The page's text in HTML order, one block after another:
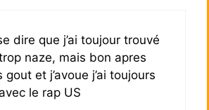
dire que j’ai toujour trouvé
naze, mais bon apres
et j’avoue j’ai toujours
le rap US